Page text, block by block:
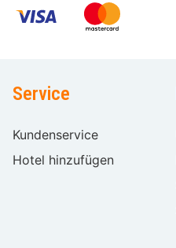
Service
Kundenservice
Hotel hinzufügen